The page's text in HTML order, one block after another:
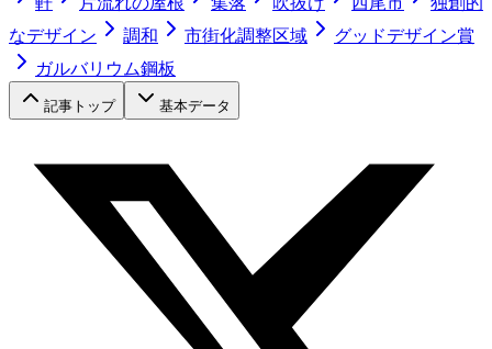
なデザイン
調和 市街化調整区域
グッドデザイン賞
ガルバリウム鋼板
記事トップ 基本データ